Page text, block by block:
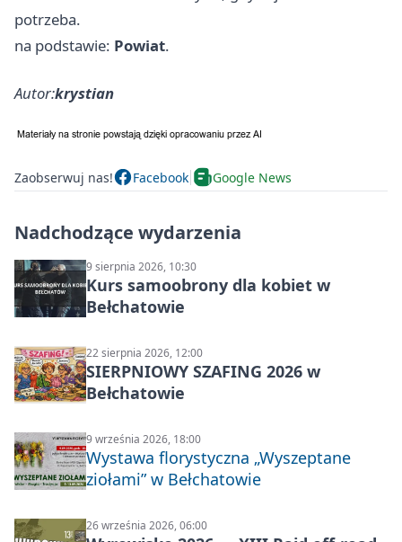
potrzeba.
na podstawie: Powiat.
Autor:krystian
Zaobserwuj nas! Facebook Google News
Nadchodzące wydarzenia
9 sierpnia 2026, 10:30
Kurs samoobrony dla kobiet w
Bełchatowie
22 sierpnia 2026, 12:00
SIERPNIOWY SZAFING 2026 w
Bełchatowie
9 września 2026, 18:00
Wystawa florystyczna „Wyszeptane
ziołami” w Bełchatowie
26 września 2026, 06:00